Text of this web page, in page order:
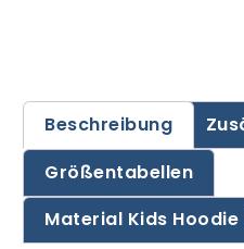
Beschreibung
Größentabellen
Material Kids